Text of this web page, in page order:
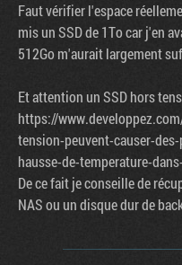
Faut vérifier l'espace
mis un SSD de 1To car j'en
512Go m'aurait largement
Et attention un SSD hors
https://
tension-peuvent-causer-
hausse-de-temperature-
De ce fait je conseille de
NAS ou un disque dur de